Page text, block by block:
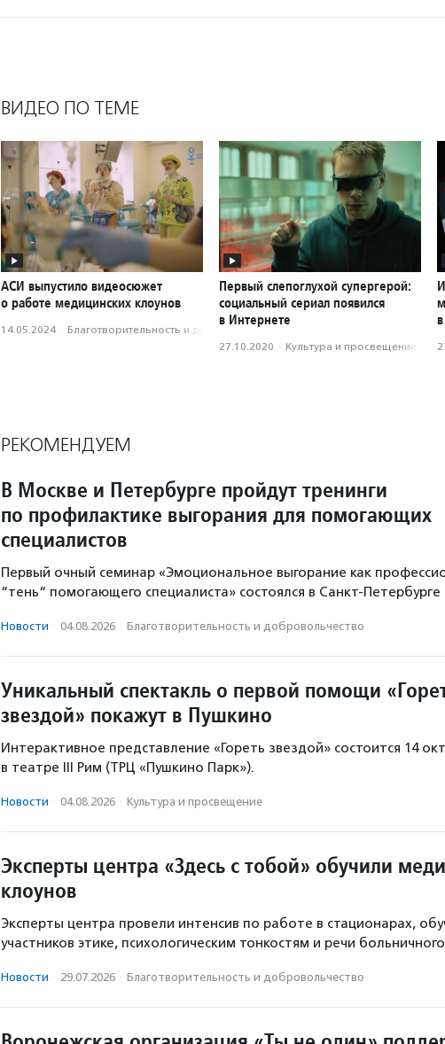
ВИДЕО ПО ТЕМЕ
АСИ выпустило видеосюжет
о работе медицинских клоунов
14.05.2024 · Благотвори­тель­ность и доброволь­чест­во
Первый слепоглухой супергерой:
социальный сериал появился
в Интернете
27.10.2020 · Культура и просвещение
РЕКОМЕНДУЕМ
В Москве и Петербурге пройдут тренинги
по профилактике выгорания для помогающих
специалистов
Первый очный семинар «Эмоциональное выгорание как
“тень“ помогающего специалиста» состоялся в Санкт-Петербурге
Новости · 04.08.2026 · Благотвори­тель­ность и доброволь­чест­во
Уникальный спектакль о первой помощи
звездой» покажут в Пушкино
Интерактивное представление «Гореть звездой» состоится 14
в театре III Рим (ТРЦ «Пушкино Парк»).
Новости · 04.08.2026 · Культура и просвещение
Эксперты центра «Здесь с тобой» обучили
клоунов
Эксперты центра провели интенсив по работе в стационарах,
участников этике, психологическим тонкостям и речи
Новости · 29.07.2026 · Благотвори­тель­ность и доброволь­чест­во